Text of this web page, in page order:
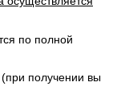
по полной
получении вы